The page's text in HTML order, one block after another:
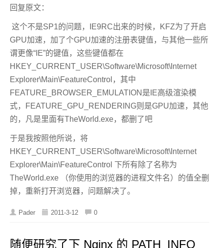
回复原文：
这个不是SP1的问题，IE9RC出来的时候，KFZ为了开启
GPU加速，加了个GPU加速的注册表键值，与其他一些所
谓更像“IE”的键值，这些键值都在
HKEY_CURRENT_USER\Software\Microsoft\Internet
Explorer\Main\FeatureControl，其中
FEATURE_BROWSER_EMULATION是IE高级渲染模
式，FEATURE_GPU_RENDERING则是GPU加速，其他
的，凡是里面有TheWorld.exe，都删了吧
于是我按照他所说，将
HKEY_CURRENT_USER\Software\Microsoft\Internet
Explorer\Main\FeatureControl 下所有除了名称为
TheWorld.exe （你使用的浏览器的进程文件名）的值全删
掉，重新打开浏览器，问题解决了。
Pader 2011-3-12 0
随便研究了下 Nginx 的 PATH_INFO